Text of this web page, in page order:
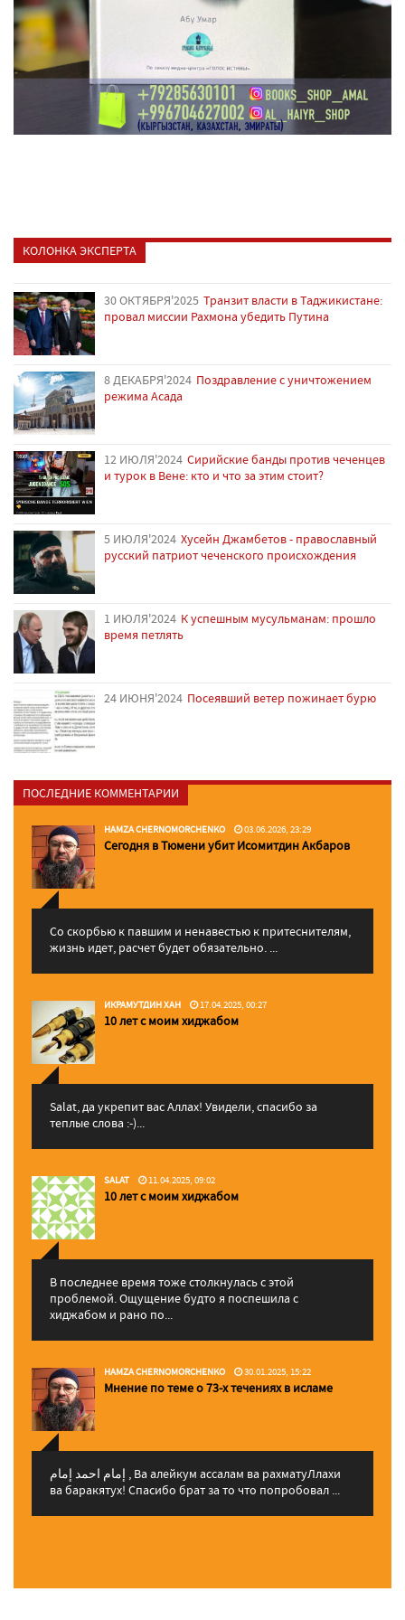
КОЛОНКА ЭКСПЕРТА
30 ОКТЯБРЯ'2025 Транзит власти в Таджикистане:
провал миссии Рахмона убедить Путина
8 ДЕКАБРЯ'2024 Поздравление с уничтожением
режима Асада
12 ИЮЛЯ'2024 Сирийские банды против чеченцев
и турок в Вене: кто и что за этим стоит?
5 ИЮЛЯ'2024 Хусейн Джамбетов - православный
русский патриот чеченского происхождения
1 ИЮЛЯ'2024 К успешным мусульманам: прошло
время петлять
24 ИЮНЯ'2024 Посеявший ветер пожинает бурю
ПОСЛЕДНИЕ КОММЕНТАРИИ
HAMZA CHERNOMORCHENKO 03.06.2026, 23:29
Сегодня в Тюмени убит Исомитдин Акбаров
Со скорбью к павшим и ненавестью к притеснителям,
жизнь идет, расчет будет обязательно. ...
ИКРАМУТДИН ХАН 17.04.2025, 00:27
10 лет с моим хиджабом
Salat, да укрепит вас Аллаx! Увидели, спасибо за
теплые слова :-)...
SALAT 11.04.2025, 09:02
10 лет с моим хиджабом
В последнее время тоже столкнулась с этой
проблемой. Ощущение будто я поспешила с
хиджабом и рано по...
HAMZA CHERNOMORCHENKO 30.01.2025, 15:22
Мнение по теме о 73-х течениях в исламе
إمام احمد إمام , Ва алейкум ассалам ва рахматуЛлахи
ва баракятух! Спасибо брат за то что попробовал ...